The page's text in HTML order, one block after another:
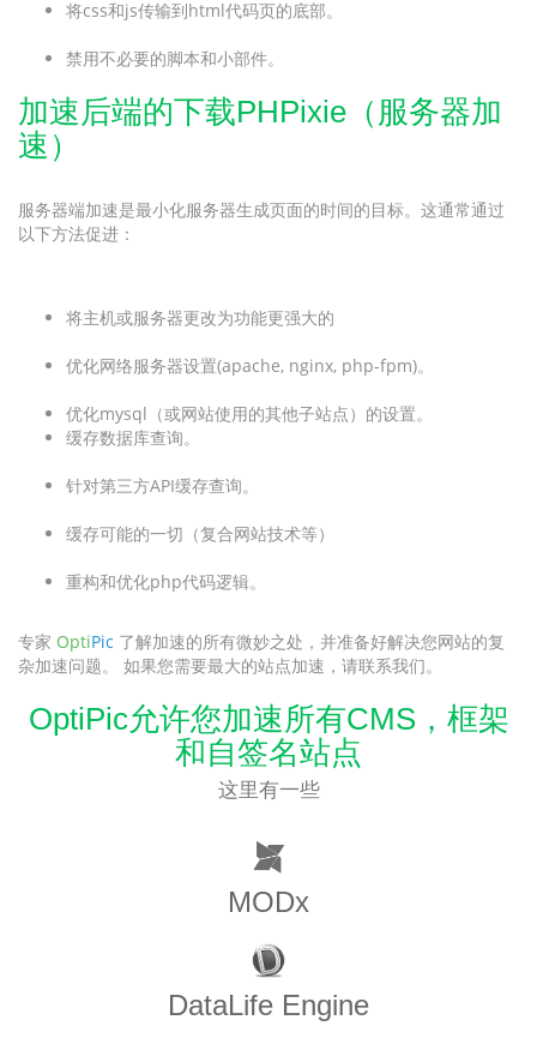
将css和js传输到html代码页的底部。
禁用不必要的脚本和小部件。
加速后端的下载PHPixie（服务器加
速）
服务器端加速是最小化服务器生成页面的时间的目标。这通常通过
以下方法促进：
将主机或服务器更改为功能更强大的
优化网络服务器设置(apache, nginx, php-fpm)。
优化mysql（或网站使用的其他子站点）的设置。
缓存数据库查询。
针对第三方API缓存查询。
缓存可能的一切（复合网站技术等）
重构和优化php代码逻辑。
专家 OptiPic 了解加速的所有微妙之处，并准备好解决您网站的复
杂加速问题。 如果您需要最大的站点加速，请联系我们。
OptiPic允许您加速所有CMS，框架
和自签名站点
这里有一些
MODx
DataLife Engine